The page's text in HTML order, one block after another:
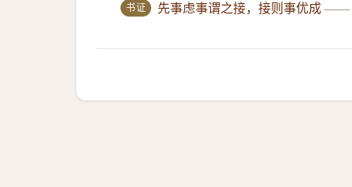
书证 先事虑事谓之接，接则事优成 ——